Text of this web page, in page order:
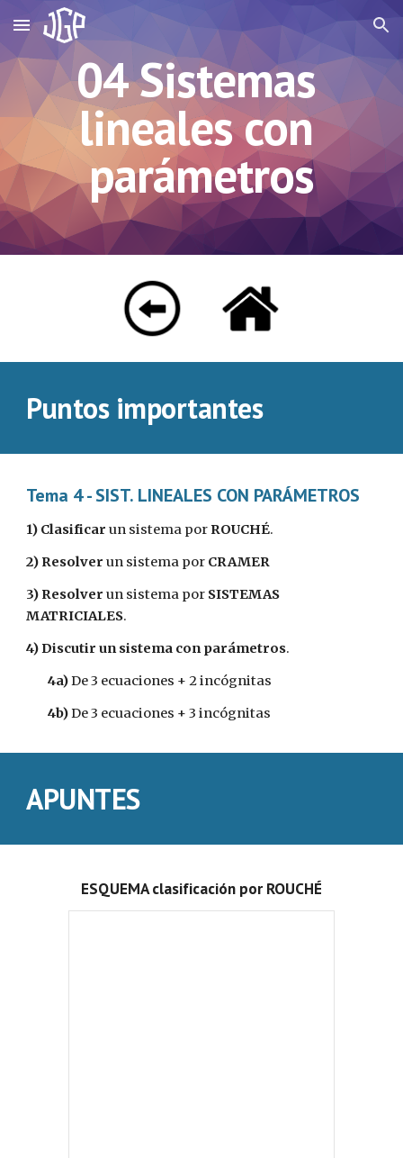
Skip to main content Skip to navigation
04 Sistemas
lineales con
parámetros
Puntos importantes
Tema 4 - SIST. LINEALES CON PARÁMETROS
1) Clasificar un sistema por ROUCHÉ.
2) Resolver un sistema por CRAMER
3) Resolver un sistema por SISTEMAS
MATRICIALES.
4)Discutir un sistema con parámetros.
        4a)
De 3 ecuaciones + 2 incógnitas
        4b)
De 3 ecuaciones + 3 incógnitas
APUNTES
ESQUEMA clasificación por ROUCHÉ